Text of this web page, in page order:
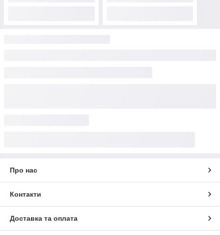
Про нас
Контакти
Доставка та оплата